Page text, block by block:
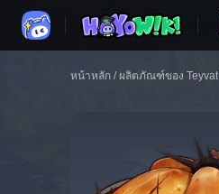
หน้าหลัก / ผลิตภัณฑ์ของ Teyvat